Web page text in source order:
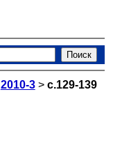
2010-3> с.129-139